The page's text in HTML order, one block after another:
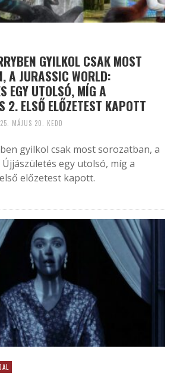
GYILKOL CSAK MOST
A JURASSIC WORLD:
EGY UTOLSÓ, MÍG A
2. ELSŐ ELŐZETEST KAPOTT
MÁJUS 20. KEDD
gyilkol csak most sorozatban, a
Újjászületés egy utolsó, míg a
előzetest kapott.